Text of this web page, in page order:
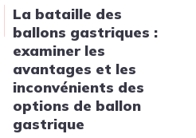
La bataille des
ballons gastriques :
examiner les
avantages et les
inconvénients des
options de ballon
gastrique